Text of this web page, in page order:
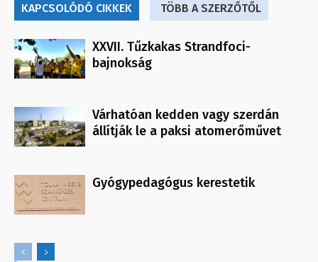
KAPCSOLÓDÓ CIKKEK TÖBB A SZERZŐTŐL
XXVII. Tűzkakas Strandfoci-
bajnokság
Várhatóan kedden vagy szerdán
állítják le a paksi atomerőművet
Gyógypedagógus kerestetik